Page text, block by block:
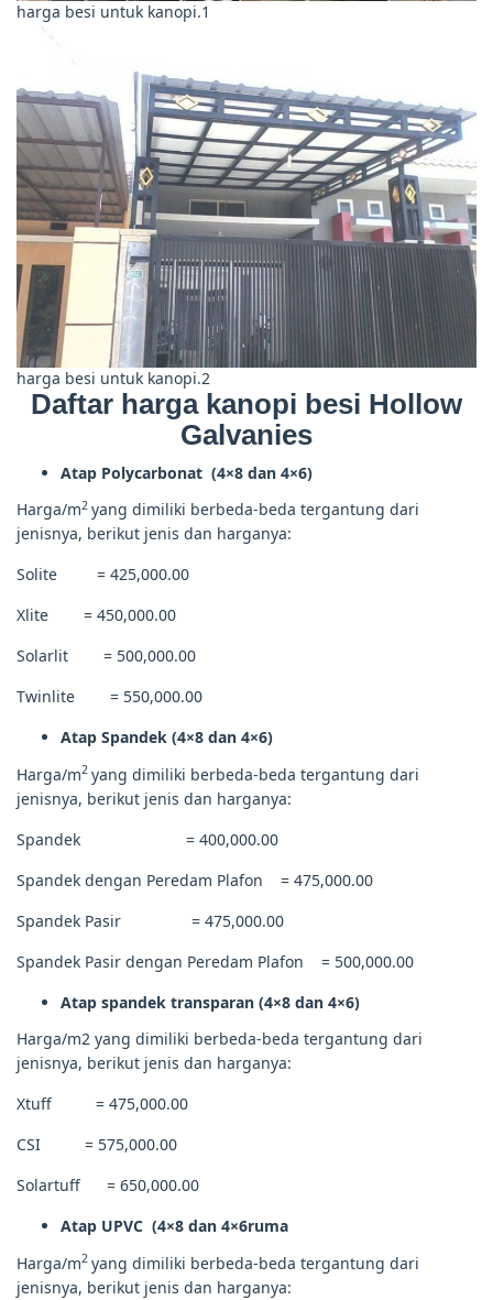
harga besi untuk kanopi.1
harga besi untuk kanopi.2
Daftar harga kanopi besi Hollow
Galvanies
Atap Polycarbonat (4×8 dan 4×6)
Harga/m2 yang dimiliki berbeda-beda tergantung dari
jenisnya, berikut jenis dan harganya:
Solite = 425,000.00
Xlite = 450,000.00
Solarlit = 500,000.00
Twinlite = 550,000.00
Atap Spandek (4×8 dan 4×6)
Harga/m2 yang dimiliki berbeda-beda tergantung dari
jenisnya, berikut jenis dan harganya:
Spandek = 400,000.00
Spandek dengan Peredam Plafon = 475,000.00
Spandek Pasir = 475,000.00
Spandek Pasir dengan Peredam Plafon = 500,000.00
Atap spandek transparan (4×8 dan 4×6)
Harga/m2 yang dimiliki berbeda-beda tergantung dari
jenisnya, berikut jenis dan harganya:
Xtuff = 475,000.00
CSI = 575,000.00
Solartuff = 650,000.00
Atap UPVC (4×8 dan 4×6ruma
Harga/m2 yang dimiliki berbeda-beda tergantung dari
jenisnya, berikut jenis dan harganya: